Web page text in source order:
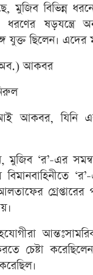
মুজিব বিভিন্ন
ষড়যন্ত্রে
যুক্ত ছিলেন। এদের
আকবর
আকবর, যিনি
মুজিব ‘র’-এর
গ্রেপ্তারের
আন্তঃসামরিক
চেষ্টা